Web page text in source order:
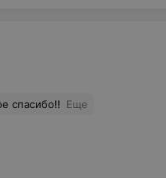
спасибо!! Еще